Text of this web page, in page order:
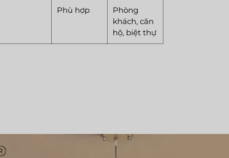
Phù hợp
Phòng
khách, căn
hộ, biệt thự